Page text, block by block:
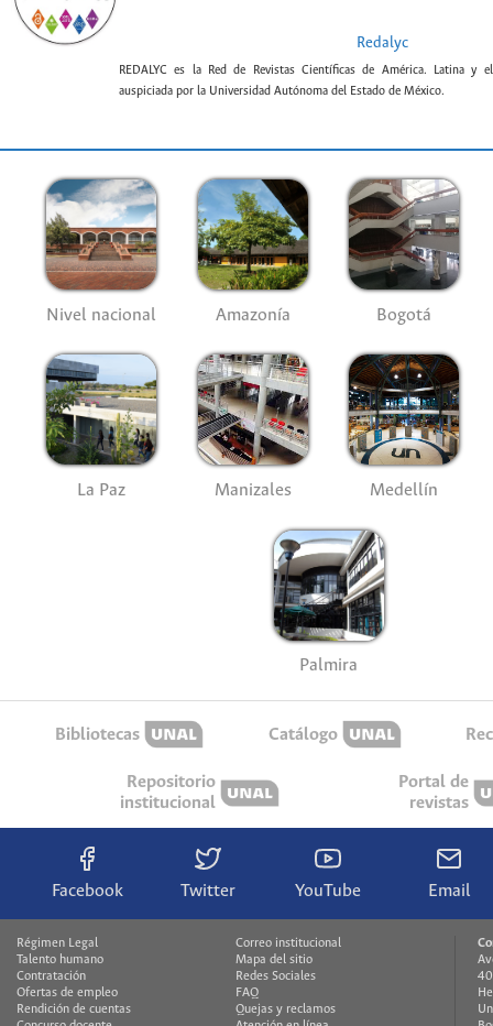
Redalyc
REDALYC es la Red de Revistas Científicas de América. Latina y
auspiciada por la Universidad Autónoma del Estado de México.
Nivel nacional Amazonía Bogotá
La Paz Manizales Medellín
Palmira
Bibliotecas Catálogo
Repositorio
institucional
Portal de
revistas
Facebook Twitter YouTube Email
Régimen Legal
Talento humano
Contratación
Ofertas de empleo
Rendición de cuentas
Correo institucional
Mapa del sitio
Redes Sociales
FAQ
Quejas y reclamos